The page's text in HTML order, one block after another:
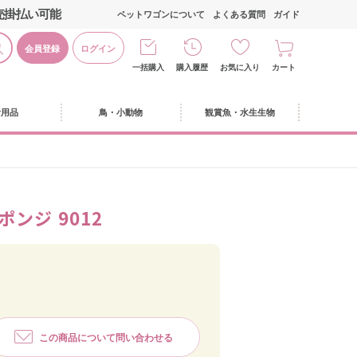
掛払い可能
会員登録 ログイン
ペットワゴンについて よくある質問 ガイド
一括購入 購入履歴 お気に入り カート
品 鳥・小動物 観賞魚・水生生物
ンジ 9012
この商品について問い合わせる